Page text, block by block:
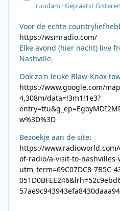
ruudam ·Geplaatst
Voor de echte
https://wsmradio.com/
Elke avond (hier nacht) live
Nashville.
Ook zo'n leuke Blaw-Knox
https://www.google.com/
4,308m/data=!3m1!1e3?
w%3D%3D
Bezoekje aan de site:
https://
of-radio/a-visit-to-nashvilles-
utm_term=69C07DC8-7B5C-